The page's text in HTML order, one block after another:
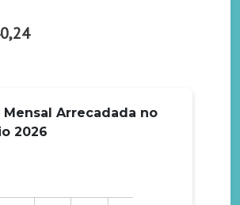
Mensal Arrecadada no
2026